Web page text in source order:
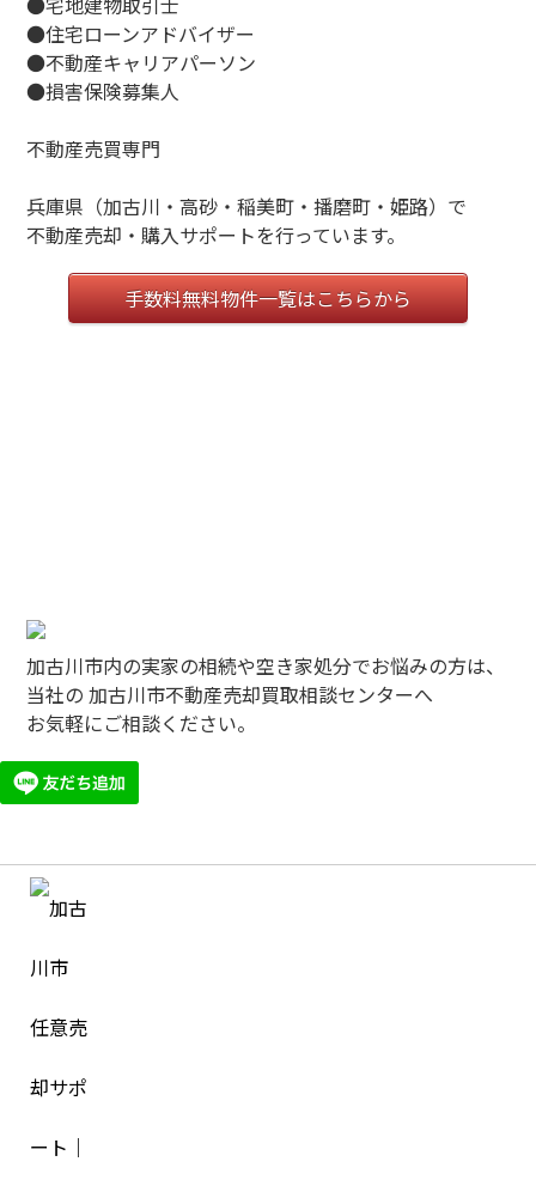
●住宅ローンアドバイザー
●不動産キャリアパーソン
●損害保険募集人
不動産売買専門
兵庫県（加古川・高砂・稲美町・播磨町・姫路）で
不動産売却・購入サポートを行っています。
手数料無料物件一覧はこちらから
加古川市内の実家の相続や空き家処分でお悩みの方は、
当社の 加古川市不動産売却買取相談センターへ
お気軽にご相談ください。